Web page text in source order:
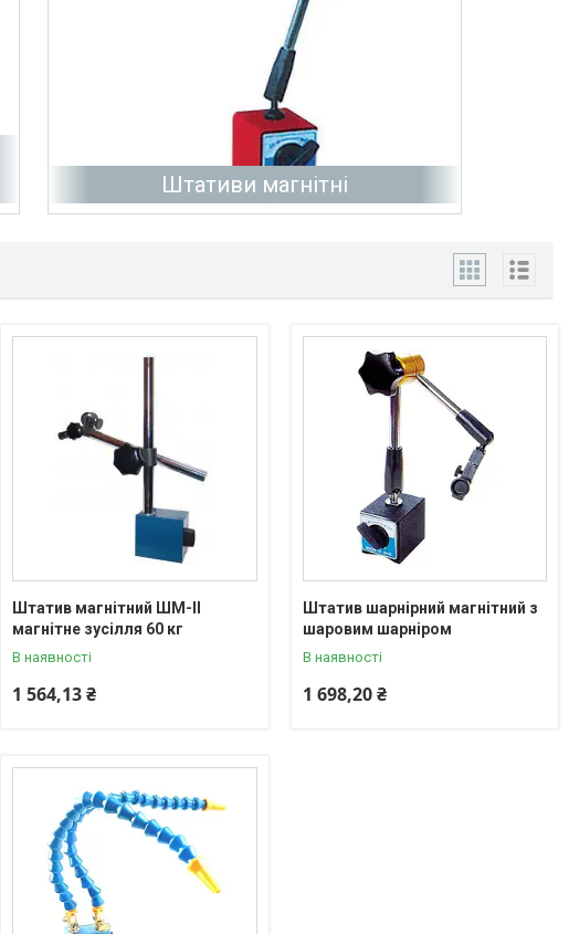
Штативи магнітні
Штатив магнітний ШМ-II
магнітне зусілля 60 кг
В наявності
1 564,13 ₴
Штатив шарнірний магнітний з
шаровим шарніром
В наявності
1 698,20 ₴